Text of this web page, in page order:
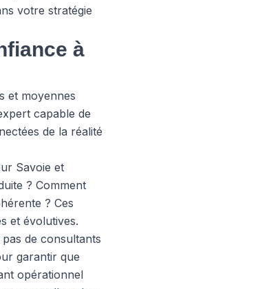
votre stratégie
à
et moyennes
capable de
de la réalité
Savoie et
? Comment
? Ces
et évolutives.
de consultants
garantir que
opérationnel